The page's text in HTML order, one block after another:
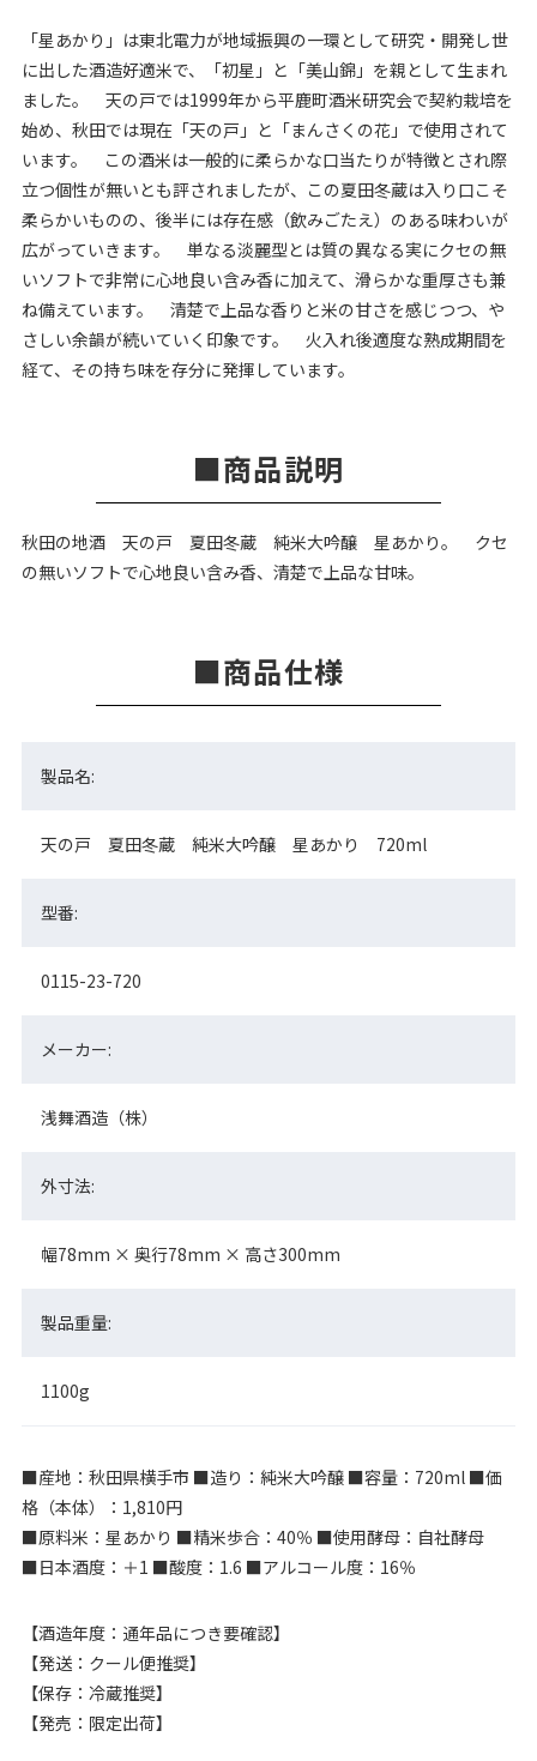
「星あかり」は東北電力が地域振興の一環として研究・開発し世
に出した酒造好適米で、「初星」と「美山錦」を親として生まれ
ました。 天の戸では1999年から平鹿町酒米研究会で契約栽培を
始め、秋田では現在「天の戸」と「まんさくの花」で使用されて
います。 この酒米は一般的に柔らかな口当たりが特徴とされ際
立つ個性が無いとも評されましたが、この夏田冬蔵は入り口こそ
柔らかいものの、後半には存在感（飲みごたえ）のある味わいが
広がっていきます。 単なる淡麗型とは質の異なる実にクセの無
いソフトで非常に心地良い含み香に加えて、滑らかな重厚さも兼
ね備えています。 清楚で上品な香りと米の甘さを感じつつ、や
さしい余韻が続いていく印象です。 火入れ後適度な熟成期間を
経て、その持ち味を存分に発揮しています。
商品説明
秋田の地酒 天の戸 夏田冬蔵 純米大吟醸 星あかり。 クセ
の無いソフトで心地良い含み香、清楚で上品な甘味。
商品仕様
製品名:
天の戸 夏田冬蔵 純米大吟醸 星あかり 720ml
型番:
0115-23-720
メーカー:
浅舞酒造（株）
外寸法:
幅78mm × 奥行78mm × 高さ300mm
製品重量:
1100g
■産地：秋田県横手市 ■造り：純米大吟醸 ■容量：720ml ■価
格（本体）：1,810円
■原料米：星あかり ■精米歩合：40％ ■使用酵母：自社酵母
■日本酒度：＋1 ■酸度：1.6 ■アルコール度：16％
【酒造年度：通年品につき要確認】
【発送：クール便推奨】
【保存：冷蔵推奨】
【発売：限定出荷】